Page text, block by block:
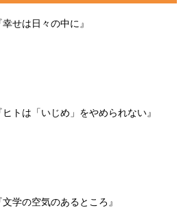
幸せは日々の中に』
ヒトは「いじめ」をやめられない』
文学の空気のあるところ』